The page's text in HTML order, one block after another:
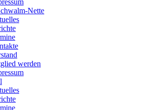
Nette
werden